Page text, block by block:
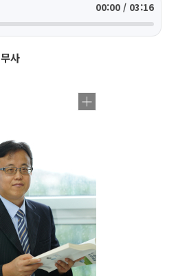
00:00 / 03:16
사